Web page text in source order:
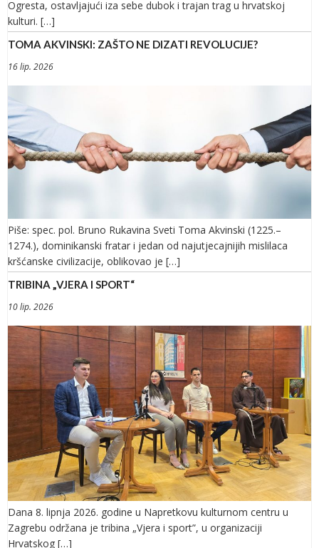
Ogresta, ostavljajući iza sebe dubok i trajan trag u hrvatskoj
kulturi. […]
TOMA AKVINSKI: ZAŠTO NE DIZATI REVOLUCIJE?
16 lip. 2026
Piše: spec. pol. Bruno Rukavina Sveti Toma Akvinski (1225.–
1274.), dominikanski fratar i jedan od najutjecajnijih mislilaca
kršćanske civilizacije, oblikovao je […]
TRIBINA „VJERA I SPORT“
10 lip. 2026
Dana 8. lipnja 2026. godine u Napretkovu kulturnom centru u
Zagrebu održana je tribina „Vjera i sport”, u organizaciji
Hrvatskog […]